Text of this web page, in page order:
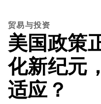
贸易与投资
美国政策
化新纪元
适应？